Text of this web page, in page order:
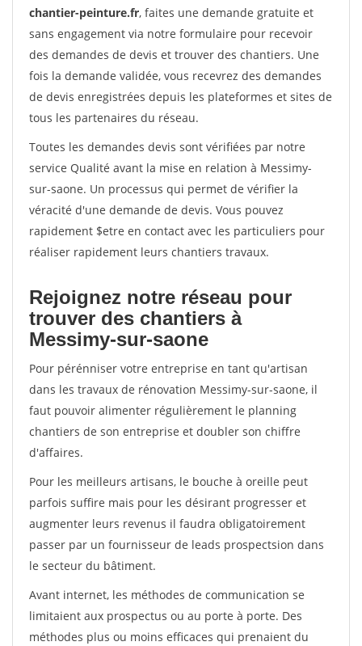
chantier-peinture.fr, faites une demande gratuite et
sans engagement via notre formulaire pour recevoir
des demandes de devis et trouver des chantiers. Une
fois la demande validée, vous recevrez des demandes
de devis enregistrées depuis les plateformes et sites de
tous les partenaires du réseau.
Toutes les demandes devis sont vérifiées par notre
service Qualité avant la mise en relation à Messimy-
sur-saone. Un processus qui permet de vérifier la
véracité d'une demande de devis. Vous pouvez
rapidement $etre en contact avec les particuliers pour
réaliser rapidement leurs chantiers travaux.
Rejoignez notre réseau pour
trouver des chantiers à
Messimy-sur-saone
Pour pérénniser votre entreprise en tant qu'artisan
dans les travaux de rénovation Messimy-sur-saone, il
faut pouvoir alimenter régulièrement le planning
chantiers de son entreprise et doubler son chiffre
d'affaires.
Pour les meilleurs artisans, le bouche à oreille peut
parfois suffire mais pour les désirant progresser et
augmenter leurs revenus il faudra obligatoirement
passer par un fournisseur de leads prospectsion dans
le secteur du bâtiment.
Avant internet, les méthodes de communication se
limitaient aux prospectus ou au porte à porte. Des
méthodes plus ou moins efficaces qui prenaient du